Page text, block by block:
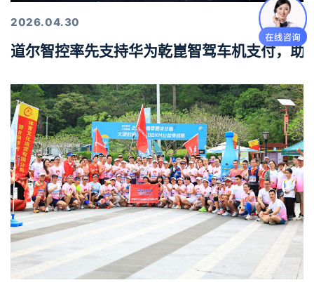
2026.04.30
道尔智控率先支持华为乾崑智驾车机支付，助